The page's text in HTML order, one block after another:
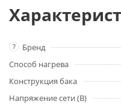
? Бренд
Способ нагрева
Конструкция бака
Напряжение сети (В)